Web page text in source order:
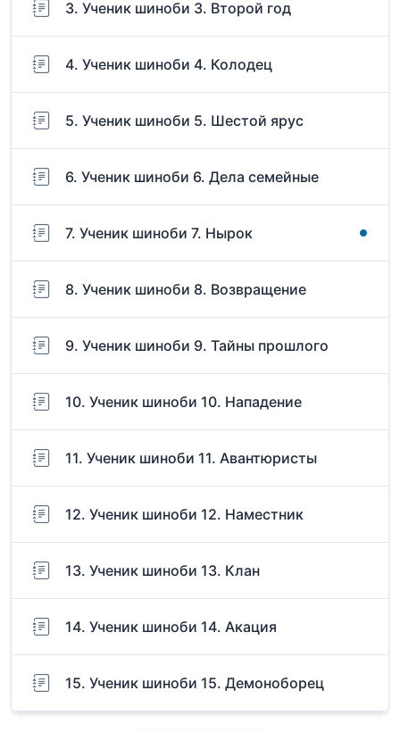
3. Ученик шиноби 3. Второй год
4. Ученик шиноби 4. Колодец
5. Ученик шиноби 5. Шестой ярус
6. Ученик шиноби 6. Дела семейные
7. Ученик шиноби 7. Нырок
8. Ученик шиноби 8. Возвращение
9. Ученик шиноби 9. Тайны прошлого
10. Ученик шиноби 10. Нападение
11. Ученик шиноби 11. Авантюристы
12. Ученик шиноби 12. Наместник
13. Ученик шиноби 13. Клан
14. Ученик шиноби 14. Акация
15. Ученик шиноби 15. Демоноборец